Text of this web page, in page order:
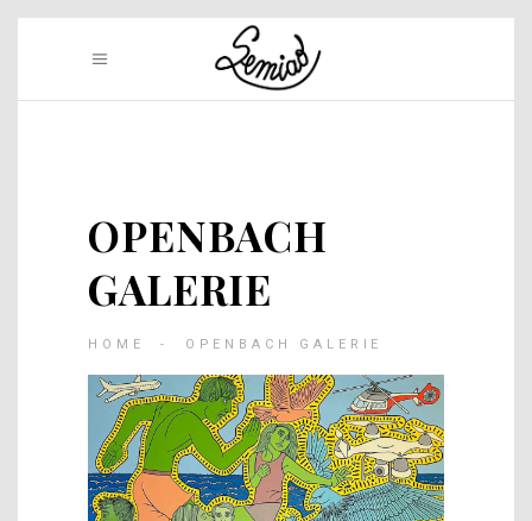
OPENBACH
GALERIE
HOME - OPENBACH GALERIE